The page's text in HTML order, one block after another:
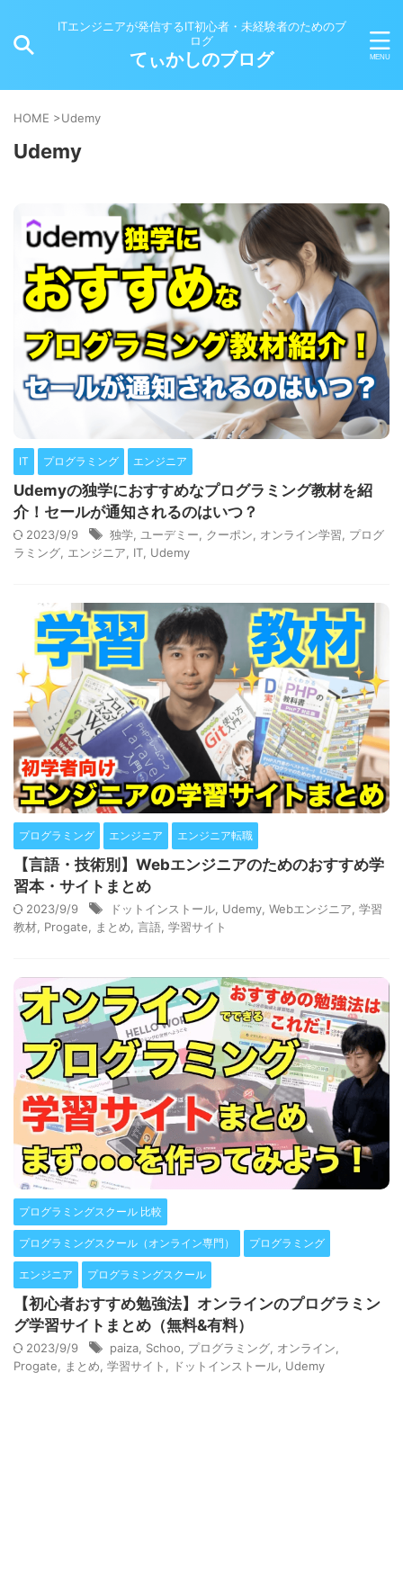
ITエンジニアが発信するIT初心者・未経験者のためのブ
ログ
てぃかしのブログ
HOME >Udemy
Udemy
IT プログラミング エンジニア
Udemyの独学におすすめなプログラミング教材を紹
介！セールが通知されるのはいつ？
2023/9/9 独学 ユーデミー クーポン オンライン学習
プログ
ラミング
エンジニア IT Udemy
プログラミング エンジニア エンジニア転職
【言語・技術別】Webエンジニアのためのおすすめ学
習本・サイトまとめ
2023/9/9 ドットインストール, Udemy, Webエンジニア, 学習
教材, Progate, まとめ, 言語, 学習サイト
プログラミングスクール 比較
プログラミングスクール（オンライン専門） プログラミング
エンジニア プログラミングスクール
【初心者おすすめ勉強法】オンラインのプログラミン
グ学習サイトまとめ（無料&有料）
2023/9/9 paiza Schoo プログラミング オンライン
Progate
まとめ 学習サイト ドットインストール Udemy